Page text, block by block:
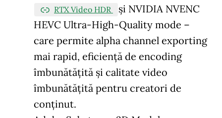
RTX Video HDR
și NVIDIA NVENC
HEVC Ultra-High-Quality mode –
care permite alpha channel exporting
mai rapid, eficiență de encoding
îmbunătățită și calitate video
îmbunătățită pentru creatori de
conținut.